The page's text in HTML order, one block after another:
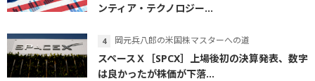
ンティア・テクノロジー...
岡元兵八郎の米国株マスターへの道
スペースＸ［SPCX］上場後初の決算発表、数字
は良かったが株価が下落...